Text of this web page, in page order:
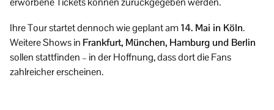
Ihre Tour startet dennoch wie geplant am14. Mai in Köln.
Weitere Shows in Frankfurt, München, Hamburg und Berlin
sollen stattfinden – in der Hoffnung, dass dort die Fans
zahlreicher erscheinen.